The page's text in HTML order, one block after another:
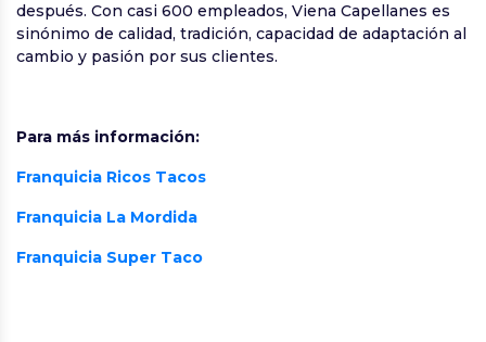
después. Con casi 600 empleados, Viena Capellanes es
sinónimo de calidad, tradición, capacidad de adaptación al
cambio y pasión por sus clientes.
Para más información:
Franquicia Ricos Tacos
Franquicia La Mordida
Franquicia Super Taco